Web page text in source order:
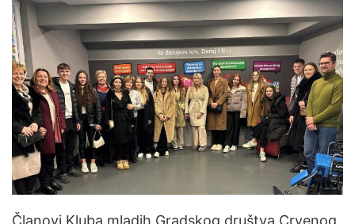
e
m
a
i
l
Članovi Kluba mladih Gradskog društva Crvenog